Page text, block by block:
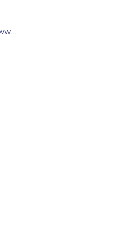
http://www.zarebski.com.pl